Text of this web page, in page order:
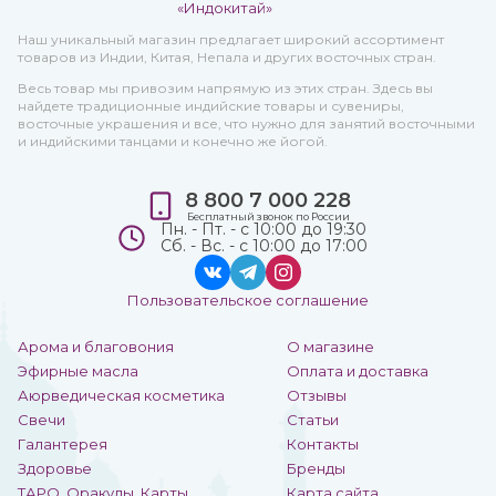
Наш уникальный магазин предлагает широкий ассортимент
товаров из Индии, Китая, Непала и других восточных стран.
Весь товар мы привозим напрямую из этих стран. Здесь вы
найдете традиционные индийские товары и сувениры,
восточные украшения и все, что нужно для занятий восточными
и индийскими танцами и конечно же йогой.
Арома и благовония
Эфирные масла
Аюрведическая косметика
Свечи
Галантерея
Здоровье
О магазине
Оплата и доставка
Отзывы
Статьи
Контакты
Бренды
8 800 7 000 228
Бесплатный звонок по России
Пн. - Пт. - с 10:00 до 19:30
Сб. - Вс. - с 10:00 до 17:00
Пользовательское соглашение